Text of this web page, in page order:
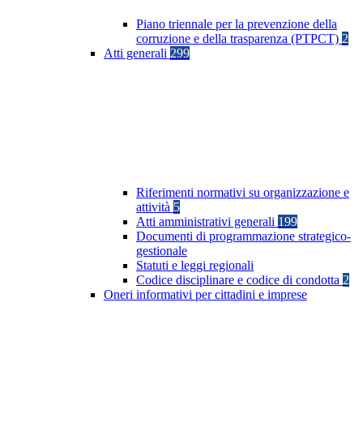
Piano triennale per la prevenzione della
corruzione e della trasparenza (PTPCT) 2
Atti generali 299
Riferimenti normativi su organizzazione e
attività 5
Atti amministrativi generali 199
Documenti di programmazione strategico-
gestionale
Statuti e leggi regionali
Codice disciplinare e codice di condotta 2
Oneri informativi per cittadini e imprese